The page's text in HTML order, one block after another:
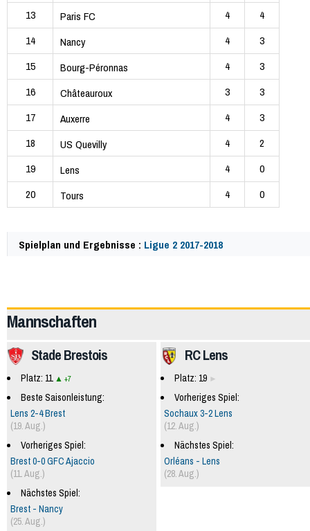
13
Paris FC 4
4
14
Nancy 4
3
15
Bourg-Péronnas 4
3
16
Châteauroux 3
3
17
Auxerre 4
3
18
US Quevilly 4
2
19
Lens 4
0
20
Tours 4 0
Spielplan und Ergebnisse : Ligue 2 2017-2018
Mannschaften
RC Lens
Platz: 19
Vorheriges Spiel:
Sochaux 3-2 Lens
(12. Aug.)
Nächstes Spiel:
Orléans - Lens
(28. Aug.)
Stade Brestois
Platz: 11 +7
Beste Saisonleistung:
Lens 2-4 Brest
(19. Aug.)
Vorheriges Spiel:
Brest 0-0 GFC Ajaccio
(11. Aug.)
Nächstes Spiel:
Brest - Nancy
(25. Aug.)